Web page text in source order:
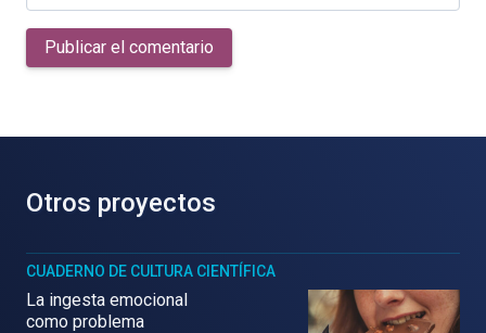
Publicar el comentario
Otros proyectos
CUADERNO DE CULTURA CIENTÍFICA
La ingesta emocional
como problema